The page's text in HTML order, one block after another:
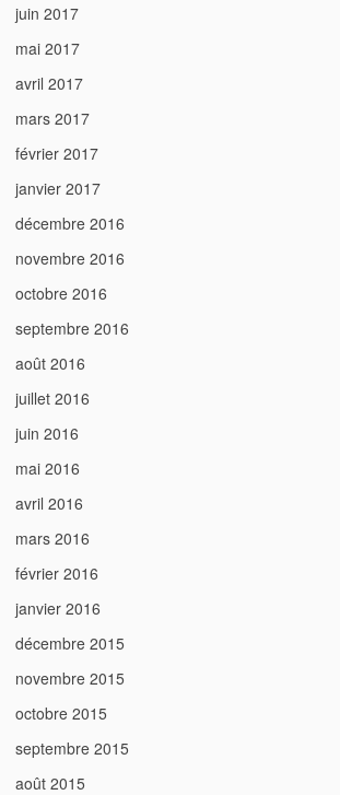
juin 2017
mai 2017
avril 2017
mars 2017
février 2017
janvier 2017
décembre 2016
novembre 2016
octobre 2016
septembre 2016
août 2016
juillet 2016
juin 2016
mai 2016
avril 2016
mars 2016
février 2016
janvier 2016
décembre 2015
novembre 2015
octobre 2015
septembre 2015
août 2015